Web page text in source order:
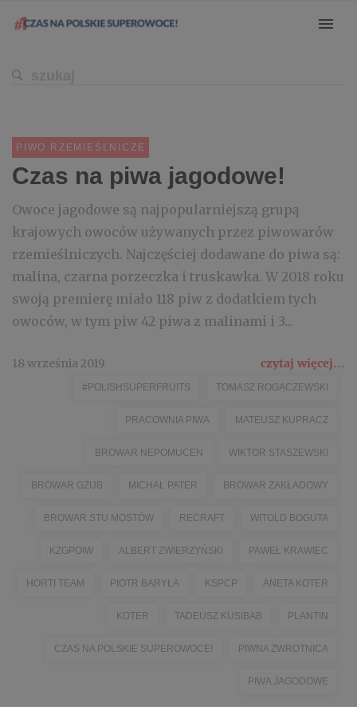
PIWO RZEMIEŚLNICZE
Czas na piwa jagodowe!
Owoce jagodowe są najpopularniejszą grupą
krajowych owoców używanych przez piwowarów
rzemieślniczych. Najczęściej dodawane do piwa są:
malina, czarna porzeczka i truskawka. W 2018 roku
swoją premierę miało 118 piw z dodatkiem tych
owoców, w tym piw 42 piwa z malinami i 3...
18 września 2019 czytaj więcej...
#POLISHSUPERFRUITS TOMASZ ROGACZEWSKI
PRACOWNIA PIWA MATEUSZ KUPRACZ
BROWAR NEPOMUCEN WIKTOR STASZEWSKI
BROWAR GZUB MICHAŁ PATER BROWAR ZAKŁADOWY
BROWAR STU MOSTÓW RECRAFT WITOLD BOGUTA
KZGPOIW ALBERT ZWIERZYŃSKI PAWEŁ KRAWIEC
HORTI TEAM PIOTR BARYŁA KSPCP ANETA KOTER
KOTER TADEUSZ KUSIBAB PLANTIN
CZAS NA POLSKIE SUPEROWOCE! PIWNA ZWROTNICA
PIWA JAGODOWE